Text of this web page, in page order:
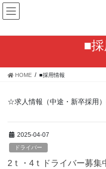
コ
ン
ン
ス
ナ
ビ
ー
ン
■
HOME ■採用情報
☆求人情報（中途・新卒採用）
2025-04-07
ドライバー
2ｔ・4ｔドライバー募集